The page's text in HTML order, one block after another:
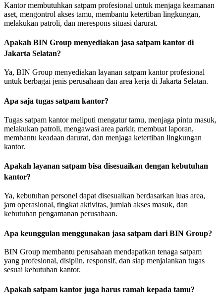
Kantor membutuhkan satpam profesional untuk menjaga keamanan
aset, mengontrol akses tamu, membantu ketertiban lingkungan,
melakukan patroli, dan merespons situasi darurat.
Apakah BIN Group menyediakan jasa satpam kantor di
Jakarta Selatan?
Ya, BIN Group menyediakan layanan satpam kantor profesional
untuk berbagai jenis perusahaan dan area kerja di Jakarta Selatan.
Apa saja tugas satpam kantor?
Tugas satpam kantor meliputi mengatur tamu, menjaga pintu masuk,
melakukan patroli, mengawasi area parkir, membuat laporan,
membantu keadaan darurat, dan menjaga ketertiban lingkungan
kantor.
Apakah layanan satpam bisa disesuaikan dengan kebutuhan
kantor?
Ya, kebutuhan personel dapat disesuaikan berdasarkan luas area,
jam operasional, tingkat aktivitas, jumlah akses masuk, dan
kebutuhan pengamanan perusahaan.
Apa keunggulan menggunakan jasa satpam dari BIN Group?
BIN Group membantu perusahaan mendapatkan tenaga satpam
yang profesional, disiplin, responsif, dan siap menjalankan tugas
sesuai kebutuhan kantor.
Apakah satpam kantor juga harus ramah kepada tamu?